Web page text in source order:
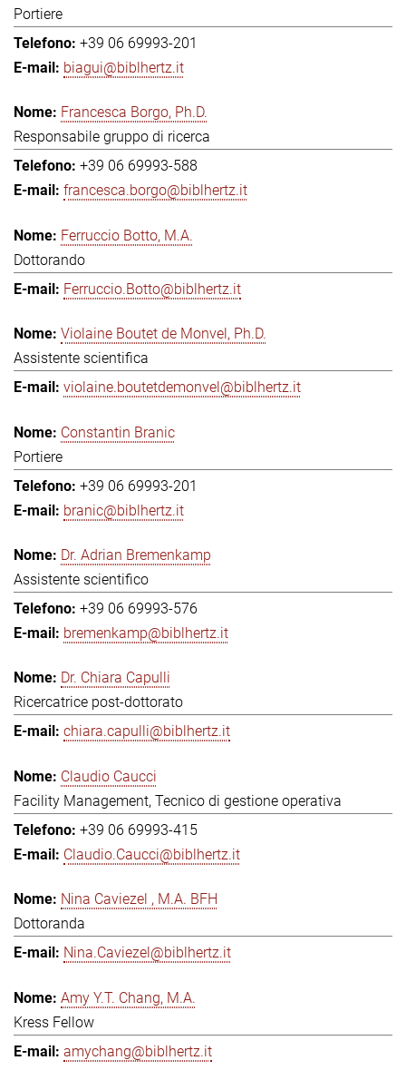
Portiere
+39 06 69993-201
biagui@biblhertz.it
Francesca Borgo, Ph.D.
Responsabile gruppo di ricerca
+39 06 69993-588
francesca.borgo@biblhertz.it
Ferruccio Botto, M.A.
Dottorando
Ferruccio.Botto@biblhertz.it
Violaine Boutet de Monvel, Ph.D.
Assistente scientifica
violaine.boutetdemonvel@biblhertz.it
Constantin Branic
Portiere
+39 06 69993-201
branic@biblhertz.it
Dr. Adrian Bremenkamp
Assistente scientifico
+39 06 69993-576
bremenkamp@biblhertz.it
Dr. Chiara Capulli
Ricercatrice post-dottorato
chiara.capulli@biblhertz.it
Claudio Caucci
Facility Management, Tecnico di gestione operativa
+39 06 69993-415
Claudio.Caucci@biblhertz.it
Nina Caviezel , M.A. BFH
Dottoranda
Nina.Caviezel@biblhertz.it
Amy Y.T. Chang, M.A.
Kress Fellow
amychang@biblhertz.it